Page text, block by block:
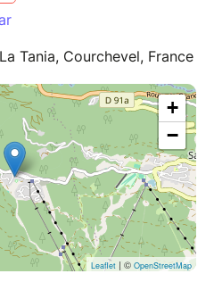
Tania, Courchevel, France
+
−
Leaflet | © OpenStreetMap